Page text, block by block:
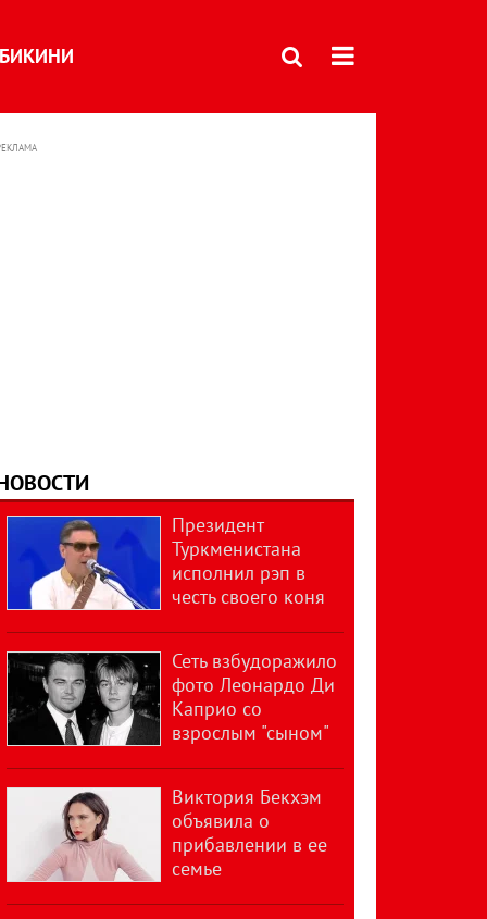
БИКИНИ
Президент
Туркменистана
исполнил рэп в
честь своего коня
Сеть взбудоражило
фото Леонардо Ди
Каприо со
взрослым "сыном"
Виктория Бекхэм
объявила о
прибавлении в ее
семье